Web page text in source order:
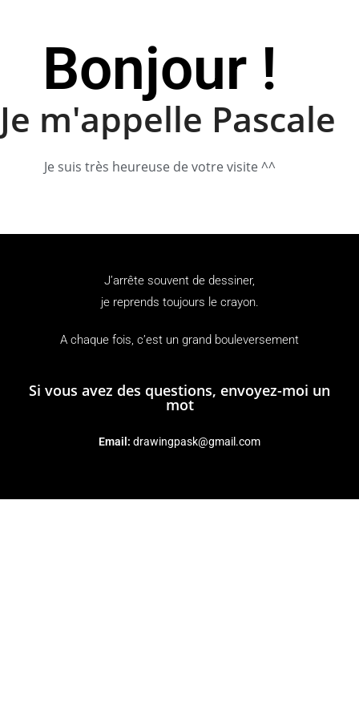
Bonjour !
Je m'appelle Pascale
Je suis très heureuse de votre visite ^^
J’arrête souvent de dessiner,
je reprends toujours le crayon.
A chaque fois, c’est un grand bouleversement
Si vous avez des questions, envoyez-moi un
mot
Email: drawingpask@gmail.com